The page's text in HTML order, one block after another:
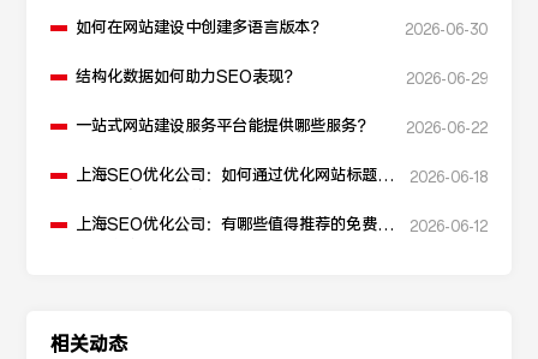
如何在网站建设中创建多语言版本？ 2026-06-30
结构化数据如何助力SEO表现？ 2026-06-29
一站式网站建设服务平台能提供哪些服务？ 2026-06-22
上海SEO优化公司：如何通过优化网站标题提
2026-06-18
上海SEO优化公司：有哪些值得推荐的免费
2026-06-12
相关动态